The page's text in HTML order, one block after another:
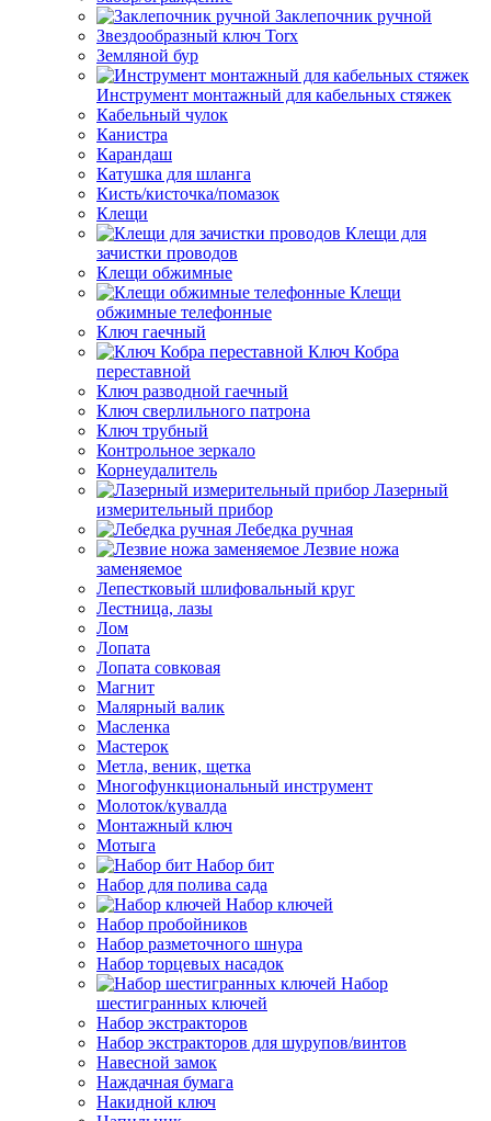
Заклепочник ручной
Звездообразный ключ Torx
Земляной бур
Инструмент монтажный для кабельных стяжек
Кабельный чулок
Канистра
Карандаш
Катушка для шланга
Кисть/кисточка/помазок
Клещи
Клещи для
зачистки проводов
Клещи обжимные
Клещи
обжимные телефонные
Ключ гаечный
Ключ Кобра
переставной
Ключ разводной гаечный
Ключ сверлильного патрона
Ключ трубный
Контрольное зеркало
Корнеудалитель
Лазерный
измерительный прибор
Лебедка ручная
Лезвие ножа
заменяемое
Лепестковый шлифовальный круг
Лестница, лазы
Лом
Лопата
Лопата совковая
Магнит
Малярный валик
Масленка
Мастерок
Метла, веник, щетка
Многофункциональный инструмент
Молоток/кувалда
Монтажный ключ
Мотыга
Набор бит
Набор для полива сада
Набор ключей
Набор пробойников
Набор разметочного шнура
Набор торцевых насадок
Набор
шестигранных ключей
Набор экстракторов
Набор экстракторов для шурупов/винтов
Навесной замок
Наждачная бумага
Накидной ключ